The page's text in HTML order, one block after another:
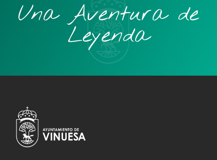
Una Aventura de
Leyenda